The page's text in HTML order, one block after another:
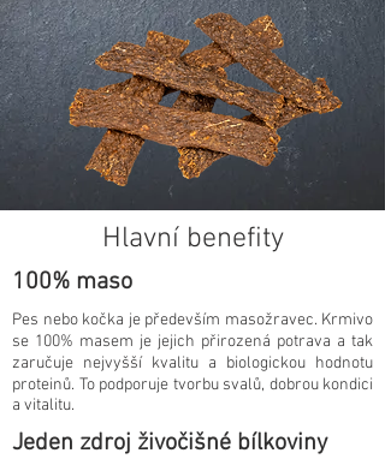
Hlavní benefity
100% maso
Pes nebo kočka je především masožravec. Krmivo
se 100% masem je jejich přirozená potrava a tak
zaručuje nejvyšší kvalitu a biologickou hodnotu
proteinů. To podporuje tvorbu svalů, dobrou kondici
a vitalitu.
Jeden zdroj živočišné bílkoviny